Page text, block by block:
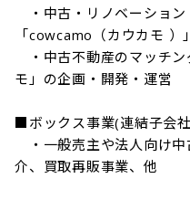
・中古・リノベーション
「cowcamo（カウカモ ）
・中古不動産のマッチン
モ」の企画・開発・運営
■ボックス事業(連結子会
・一般売主や法人向け中
介、買取再販事業、他